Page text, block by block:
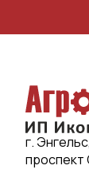
г. Энгельс,